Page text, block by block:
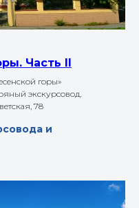
Часть II
горы»
экскурсовод.
78
и